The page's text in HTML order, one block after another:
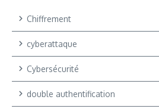
Chiffrement
cyberattaque
Cybersécurité
double authentification